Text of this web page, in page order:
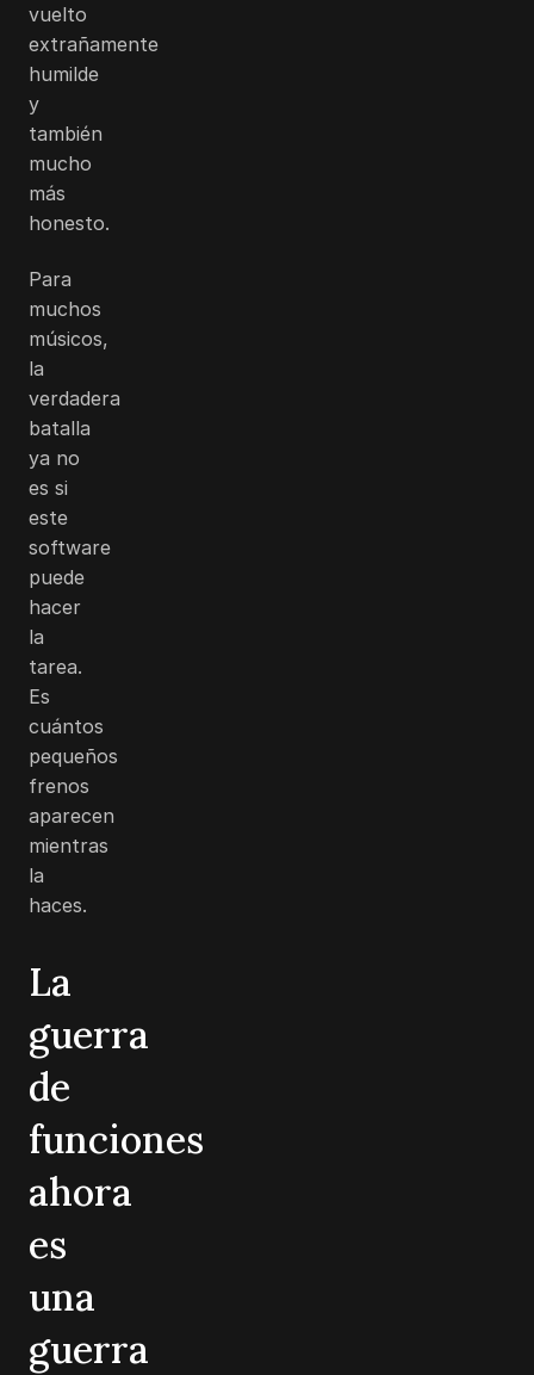
vuelto
extrañamente
humilde
y
también
mucho
más
honesto.
Para
muchos
músicos,
la
verdadera
batalla
ya no
es si
este
software
puede
hacer
la
tarea.
Es
cuántos
pequeños
frenos
aparecen
mientras
la
haces.
La
guerra
de
funciones
ahora
es
una
guerra